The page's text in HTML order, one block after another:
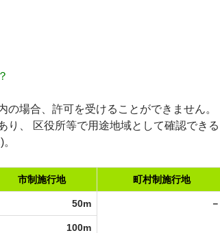
場合、許可を受けることができません。
り、 区役所等で用途地域として確認できる
市制施行地 町村制施行地
50m －
100m